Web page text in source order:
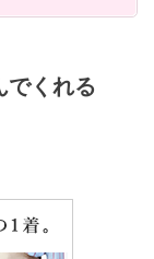
」で預けてお
でくれる